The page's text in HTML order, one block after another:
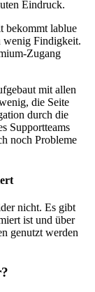
Eindruck.
bekommt lablue
wenig Findigkeit.
Zugang
mit allen
die Seite
durch die
Supportteams
noch Probleme
nicht. Es gibt
ist und über
genutzt werden